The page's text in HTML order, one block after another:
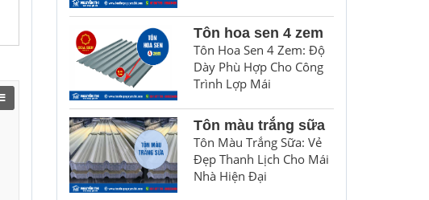
Tôn hoa sen 4 zem
Tôn Hoa Sen 4 Zem: Độ
Dày Phù Hợp Cho Công
Trình Lợp Mái
Tôn màu trắng sữa
Tôn Màu Trắng Sữa: Vẻ
Đẹp Thanh Lịch Cho Mái
Nhà Hiện Đại